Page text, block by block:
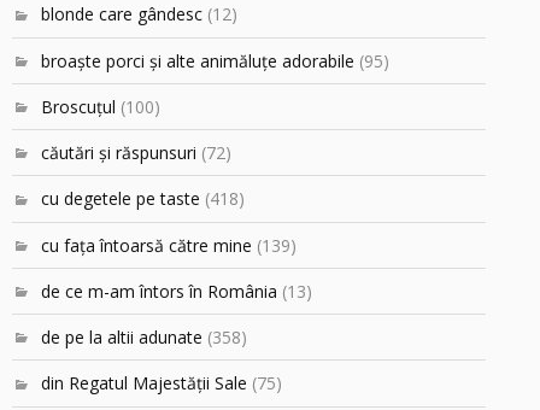
blonde care gândesc (12)
broaşte porci şi alte animăluţe adorabile (95)
Broscuțul (100)
căutări şi răspunsuri (72)
cu degetele pe taste (418)
cu faţa întoarsă către mine (139)
de ce m-am întors în România (13)
de pe la altii adunate (358)
din Regatul Majestăţii Sale (75)